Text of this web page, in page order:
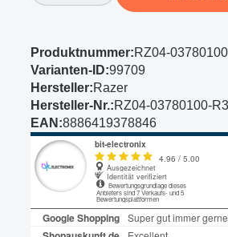
Produktnummer:RZ04-
Varianten-ID:99709
Hersteller:Razer
Hersteller-Nr.:RZ04-03780100-
EAN:8886419378846